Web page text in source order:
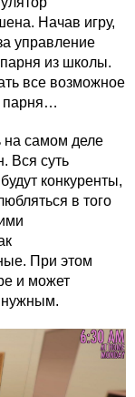
Начав игру,
управление
из школы.
все возможное
парня…
на самом деле
Вся суть
конкуренты,
в того
При этом
и может
нужным.